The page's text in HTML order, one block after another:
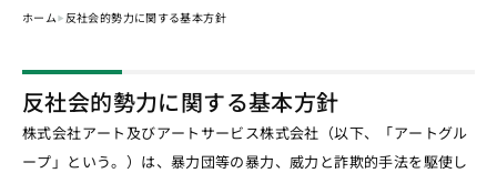
ホーム‣反社会的勢力に関する基本方針
反社会的勢力に関する基本方針
株式会社アート及びアートサービス株式会社（以下、「アートグル
ープ」という。）は、暴力団等の暴力、威力と詐欺的手法を駆使し